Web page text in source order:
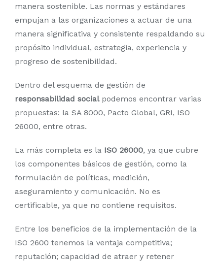
manera sostenible. Las normas y estándares
empujan a las organizaciones a actuar de una
manera significativa y consistente respaldando su
propósito individual, estrategia, experiencia y
progreso de sostenibilidad.
Dentro del esquema de gestión de
responsabilidad socialpodemos encontrar varias
propuestas: la SA 8000, Pacto Global, GRI, ISO
26000, entre otras.
La más completa es la ISO 26000, ya que cubre
los componentes básicos de gestión, como la
formulación de políticas, medición,
aseguramiento y comunicación. No es
certificable, ya que no contiene requisitos.
Entre los beneficios de la implementación de la
ISO 2600 tenemos la ventaja competitiva;
reputación; capacidad de atraer y retener